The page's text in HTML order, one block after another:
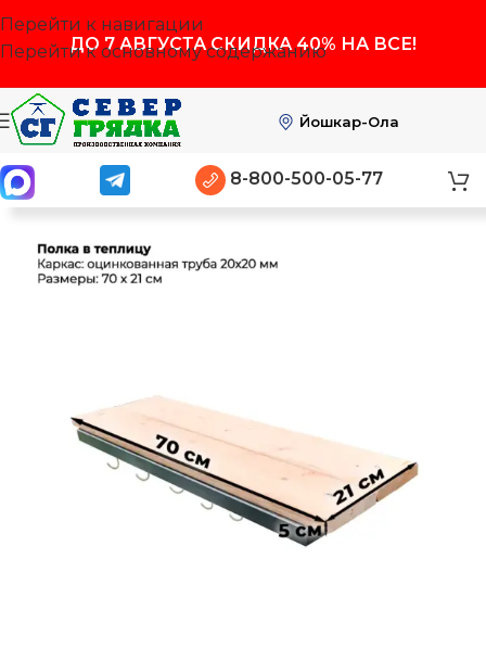
Перейти к навигации
Перейти к основному содержанию
ДО7 АВГУСТАСКИДКА 40% НА ВСЕ!
Йошкар-Ола
8-800-500-05-77